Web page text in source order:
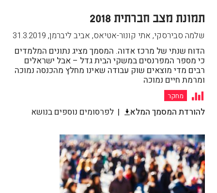
תמונת מצב חברתית 2018
שלמה סבירסקי, אתי קונור-אטיאס, אביב ליברמן,
31.3.2019
הדוח שנתי של מרכז אדוה. המסמך מציג נתונים המלמדים
כי מספר המפרנסים במשקי הבית גדל – אבל ישראלים
רבים מדי מוצאים שוק עבודה שאינו מחלץ מהכנסה נמוכה
ומרמת חיים נמוכה
מחקר
להורדת המסמך המלא לפרסומים נוספים בנושא